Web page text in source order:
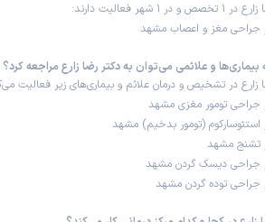
1 شهر فعالیت دارند:
جراحی مغز و اعصاب مشهد
بیماری‌ها و علائمی می‌توان به دکتر رضا زارع مراجعه کرد؟
زارع در تشخیص و درمان علائم و بیماری‌های زیر فعالیت
جراحی تومور مغزی مشهد
استئوسارکوم (تومور بدخیم) مشهد
تشنج مشهد
جراحی دیسک گردن مشهد
جراحی توده گردن مشهد